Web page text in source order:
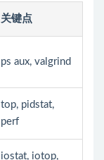
关键点
ps aux, valgrind
top, pidstat,
perf
iostat, iotop,